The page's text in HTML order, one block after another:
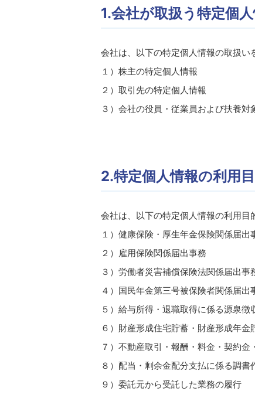
1.会社が取扱う特定個
会社は、以下の特定個人情報の取扱い
１）株主の特定個人情報
２）取引先の特定個人情報
３）会社の役員・従業員および扶養対
2.特定個人情報の利用
会社は、以下の特定個人情報の利用目
１）健康保険・厚生年金保険関係届出
２）雇用保険関係届出事務
３）労働者災害補償保険法関係届出事
４）国民年金第三号被保険者関係届出
５）給与所得・退職取得に係る源泉徴
６）財産形成住宅貯蓄・財産形成年金
７）不動産取引・報酬・料金・契約
８）配当・剰余金配分支払に係る調書
９）委託元から受託した業務の履行